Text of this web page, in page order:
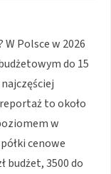
W Polsce w 2026
do 15
to około
w
cenowe
budżet, 3500 do